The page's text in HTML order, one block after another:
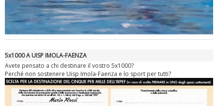
5x1000 A UISP IMOLA-FAENZA
Avete pensato a chi destinare il vostro 5x1000?
Perché non sostenere Uisp Imola-Faenza e lo sport per tutti?